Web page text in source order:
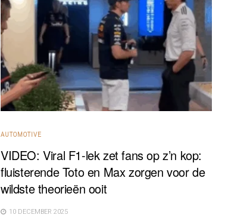
AUTOMOTIVE
VIDEO: Viral F1-lek zet fans op z’n kop:
fluisterende Toto en Max zorgen voor de
wildste theorieën ooit
10 DECEMBER 2025